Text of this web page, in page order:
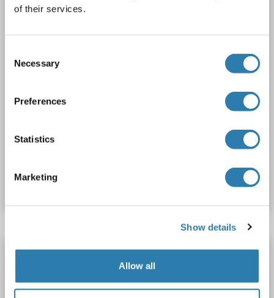
of their services.
Selection
Necessary
Preferences
Statistics
Marketing
Show details
Allow all
2 images
Fiche technique
Neurogranin anticorps (AA 30-78) (AbBy Fluor®
NRGN Reactivité: Souris, Rat
WB, IF (cc), IF (p)